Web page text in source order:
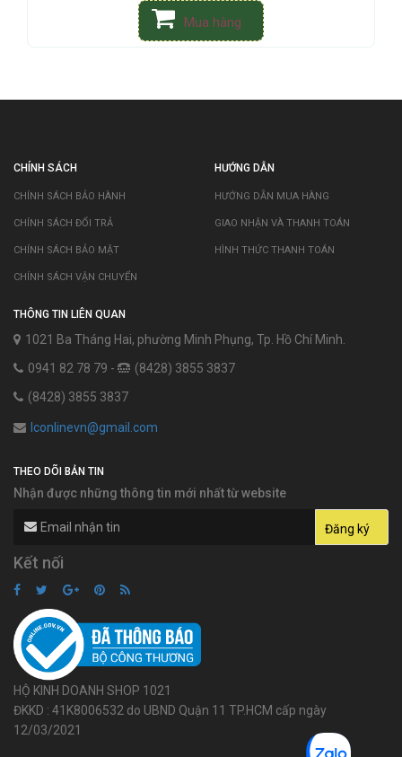
Mua hàng
CHÍNH SÁCH
CHÍNH SÁCH BẢO HÀNH
CHÍNH SÁCH ĐỔI TRẢ
CHÍNH SÁCH BẢO MẬT
CHÍNH SÁCH VẬN CHUYỂN
HƯỚNG DẪN
HƯỚNG DẪN MUA HÀNG
GIAO NHẬN VÀ THANH TOÁN
HÌNH THỨC THANH TOÁN
THÔNG TIN LIÊN QUAN
1021 Ba Tháng Hai, phường Minh Phụng, Tp. Hồ Chí Minh.
0941 82 78 79 -
(8428) 3855 3837
(8428) 3855 3837
lconlinevn@gmail.com
THEO DÕI BẢN TIN
Nhận được những thông tin mới nhất từ website
Kết nối
HỘ KINH DOANH SHOP 1021
ĐKKD : 41K8006532 do UBND Quận 11 TP.HCM cấp ngày
12/03/2021